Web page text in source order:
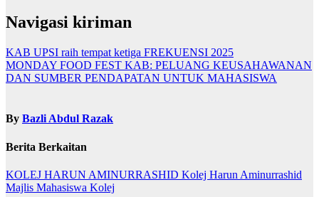
Navigasi kiriman
KAB UPSI raih tempat ketiga FREKUENSI 2025
MONDAY FOOD FEST KAB: PELUANG KEUSAHAWANAN
DAN SUMBER PENDAPATAN UNTUK MAHASISWA
By Bazli Abdul Razak
Berita Berkaitan
KOLEJ HARUN AMINURRASHID Kolej Harun Aminurrashid
Majlis Mahasiswa Kolej